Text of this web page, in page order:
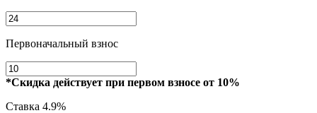
Первоначальный взнос
*Скидка действует при первом взносе от 10%
Ставка 4.9%